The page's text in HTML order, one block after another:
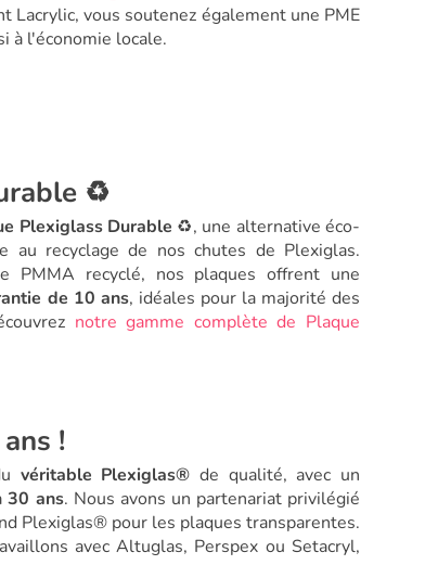
Lacrylic, vous soutenez également une PME
à l'économie locale.
♻️
Plexiglass Durable ♻️, une alternative éco-
au recyclage de nos chutes de Plexiglas.
PMMA recyclé, nos plaques offrent une
de 10 ans, idéales pour la majorité des
notre gamme complète de Plaque
!
véritable Plexiglas® de qualité, avec un
30 ans. Nous avons un partenariat privilégié
Plexiglas® pour les plaques transparentes.
avec Altuglas, Perspex ou Setacryl,